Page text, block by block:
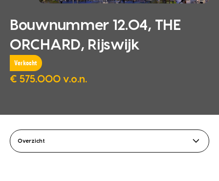
Bouwnummer 12.04, THE
ORCHARD, Rijswijk
Verkocht
€ 575.000 v.o.n.
Overzicht